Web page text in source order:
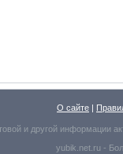
В
О сайте |
и другой информации
yubik.net.ru -